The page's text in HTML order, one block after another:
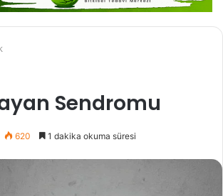
Sendromu
620 1 dakika okuma süresi